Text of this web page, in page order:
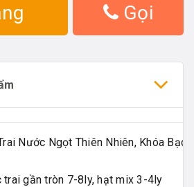
Gọi
Nước Ngọt Thiên Nhiên, Khóa Bạc
trai gần tròn 7-8ly, hạt mix 3-4ly